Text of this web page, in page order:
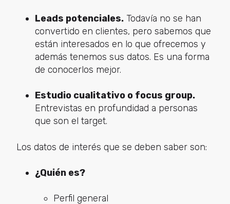
Leads potenciales.Todavía no se han
convertido en clientes, pero sabemos que
están interesados en lo que ofrecemos y
además tenemos sus datos. Es una forma
de conocerlos mejor.
Estudio cualitativo o focus group.
Entrevistas en profundidad a personas
que son el target.
Los datos de interés que se deben saber son:
¿Quién es?
Perfil general